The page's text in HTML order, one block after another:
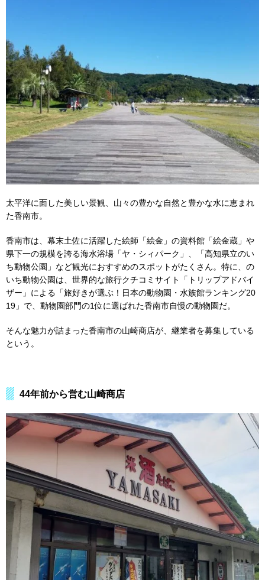
太平洋に面した美しい景観、山々の豊かな自然と豊かな水に恵まれ
た香南市。
香南市は、幕末土佐に活躍した絵師「絵金」の資料館「絵金蔵」や
県下一の規模を誇る海水浴場「ヤ・シィパーク」、「高知県立のい
ち動物公園」など観光におすすめのスポットがたくさん。特に、の
いち動物公園は、世界的な旅行クチコミサイト「トリップアドバイ
ザー」による「旅好きが選ぶ！日本の動物園・水族館ランキング20
19」で、動物園部門の1位に選ばれた香南市自慢の動物園だ。
そんな魅力が詰まった香南市の山崎商店が、継業者を募集している
という。
44年前から営む山崎商店